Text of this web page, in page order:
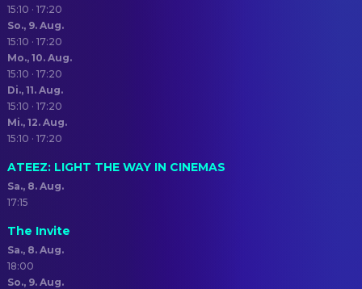
15:10 · 17:20
So., 9. Aug.
15:10 · 17:20
Mo., 10. Aug.
15:10 · 17:20
Di., 11. Aug.
15:10 · 17:20
Mi., 12. Aug.
15:10 · 17:20
ATEEZ: LIGHT THE WAY IN CINEMAS
Sa., 8. Aug.
17:15
The Invite
Sa., 8. Aug.
18:00
So., 9. Aug.